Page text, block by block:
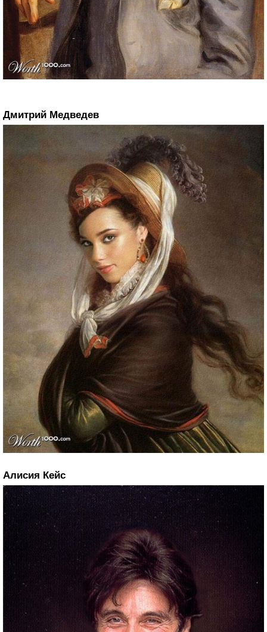
Дмитрий Медведев
Алисия Кейс